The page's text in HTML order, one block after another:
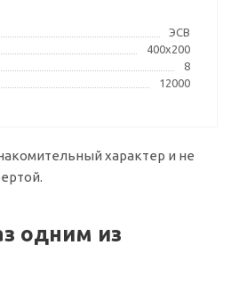
ЭСВ
400x200
8
12000
характер и не
одним из